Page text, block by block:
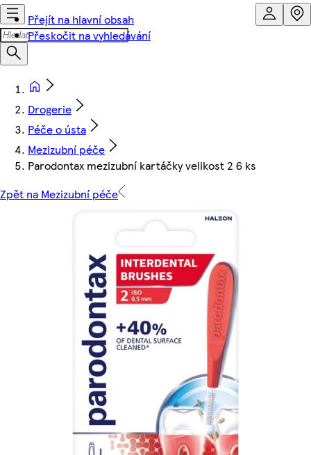
Přejít na hlavní obsah
Přeskočit na vyhledávání
Drogerie
Péče o ústa
Mezizubní péče
Parodontax mezizubní kartáčky velikost 2 6 ks
Zpět na Mezizubní péče